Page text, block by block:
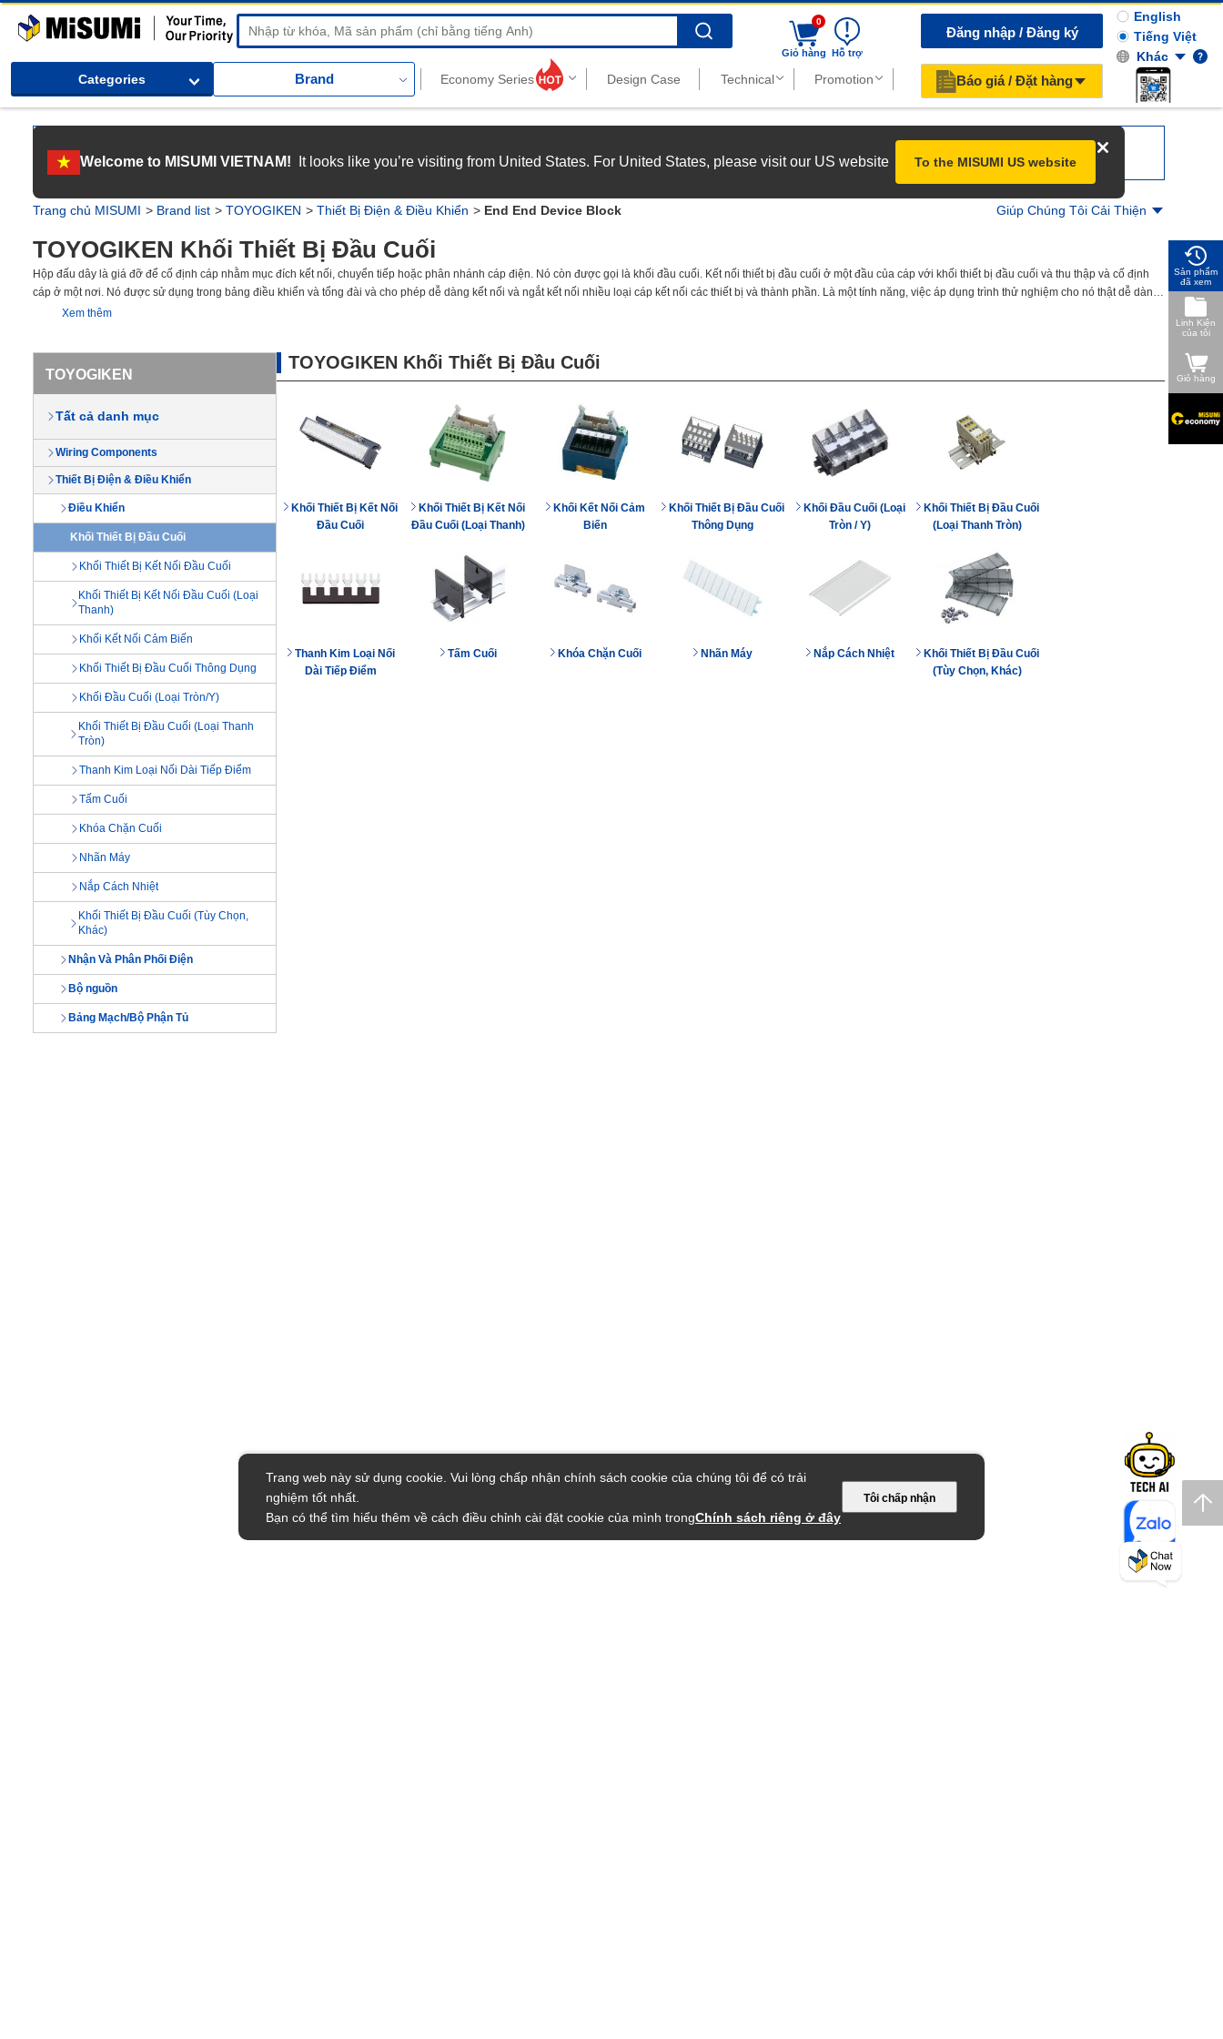
MiSUMi
Search
0
Giỏ hàng Hỗ trợ
Categories Brand
Đăng nhập / Đăng ký
Báo giá / Đặt hàng
English
Tiếng Việt
Khác
Welcome to MISUMI VIETNAM! It looks like you’re visiting from United States. For United States, please visit our US website To the MISUMI US website
[Recruitment] We're hiring! Grab your ultimate career opportunity & enjoy top-tier benefits at MISUMI Vietnam.See more
Trang chủ MISUMI Brand list TOYOGIKEN Thiết Bị Điện & Điều Khiển End End Device Block Giúp Chúng Tôi Cải Thiện
TOYOGIKEN Khối Thiết Bị Đầu Cuối
Hộp đấu dây là giá đỡ để cố định cáp nhằm mục đích kết nối, chuyển tiếp hoặc phân nhánh cáp điện. Nó còn được gọi là khối đầu cuối. Kết nối thiết bị đầu cuối ở một đầu của cáp với khối thiết bị đầu cuối và thu thập và cố định
cáp ở một nơi. Nó được sử dụng trong bảng điều khiển và tổng đài và cho phép dễ dàng kết nối và ngắt kết nối nhiều loại cáp kết nối các thiết bị và thành phần. Là một tính năng, việc áp dụng trình thử nghiệm cho nó thật dễ dàng.
Có sẵn các sản phẩm kết nối với các đầu nối bằng vít và các sản phẩm loại không bắt vít mà các đầu nối được kết nối bằng một thao tác đơn lẻ. Số lượng đầu cuối được kết nối và cao độ giữa các đầu cuối khác nhau tùy thuộc vào
Xem thêm
TOYOGIKEN
Tất cả danh mục
Wiring Components
Thiết Bị Điện & Điều Khiển
Điều Khiển
Khối Thiết Bị Đầu Cuối
Khối Thiết Bị Kết Nối Đầu Cuối
Khối Thiết Bị Kết Nối Đầu Cuối (Loại
Thanh)
Khối Kết Nối Cảm Biến
Khối Thiết Bị Đầu Cuối Thông Dụng
Khối Đầu Cuối (Loại Tròn/Y)
Khối Thiết Bị Đầu Cuối (Loại Thanh
Tròn)
Thanh Kim Loại Nối Dài Tiếp Điểm
Tấm Cuối
Khóa Chặn Cuối
Nhãn Máy
Nắp Cách Nhiệt
Khối Thiết Bị Đầu Cuối (Tùy Chọn,
Khác)
Nhận Và Phân Phối Điện
Bộ nguồn
Bảng Mạch/Bộ Phận Tủ
TOYOGIKEN Khối Thiết Bị Đầu Cuối
Khối Thiết Bị Kết Nối
Đầu Cuối
Khối Thiết Bị Kết Nối
Đầu Cuối (Loại Thanh)
Khối Kết Nối Cảm
Biến
Khối Thiết Bị Đầu Cuối
Thông Dụng
Khối Đầu Cuối (Loại
Tròn / Y)
Khối Thiết Bị Đầu Cuối
(Loại Thanh Tròn)
Thanh Kim Loại Nối
Dài Tiếp Điểm
Tấm Cuối Khóa Chặn Cuối Nhãn Máy Nắp Cách Nhiệt
Khối Thiết Bị Đầu Cuối
(Tùy Chọn, Khác)
Sản phẩm
đã xem
Linh Kiện
của tôi
Giỏ hàng
Trang web này sử dụng cookie. Vui lòng chấp nhận chính sách cookie của chúng tôi để có trải
nghiệm tốt nhất.
Bạn có thể tìm hiểu thêm về cách điều chỉnh cài đặt cookie của mình trongChính sách riêng ở đây
Tôi chấp nhận